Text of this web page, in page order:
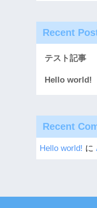
Recent
テスト記事
Hello world!
Recent
Hello world! に